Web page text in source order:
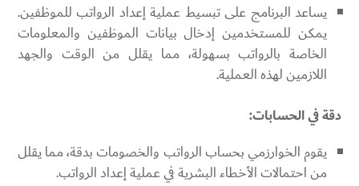
يساعد البرنامج على تبسيط عملية إعداد الرواتب للموظفين.
يمكن للمستخدمين إدخال بيانات الموظفين والمعلومات
الخاصة بالرواتب بسهولة، مما يقلل من الوقت والجهد
اللازمين لهذه العملية.
دقة في الحسابات:
يقوم الخوارزمي بحساب الرواتب والخصومات بدقة، مما يقلل
من احتمالات الأخطاء البشرية في عملية إعداد الرواتب.